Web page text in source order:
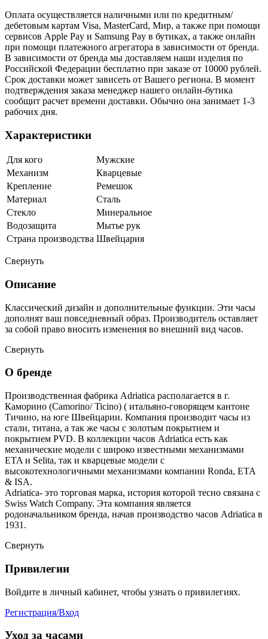
Оплата осуществляется наличными или по кредитным/
дебетовым картам Visa, MasterCard, Мир, а также при помощи
сервисов Apple Pay и Samsung Pay в бутиках, а также онлайн
при помощи платежного агрегатора в зависимости от бренда.
В зависимости от бренда мы доставляем наши изделия по
Российской Федерации бесплатно при заказе от 10000 рублей.
Срок доставки может зависеть от Вашего региона. В момент
подтверждения заказа менеджер нашего онлайн-бутика
сообщит расчет времени доставки. Обычно она занимает 1-3
рабочих дня.
Характеристики
Для кого
Мужские
Механизм
Кварцевые
Крепление
Ремешок
Материал
Сталь
Стекло
Минеральное
Водозащита
Мытье рук
Страна производства Швейцария
Свернуть
Описание
Классический дизайн и дополнительные функции. Эти часы
дополнят ваш повседневный образ. Производитель оставляет
за собой право вносить изменения во внешний вид часов.
Свернуть
О бренде
Производственная фабрика Adriatica располагается в г.
Каморино (Camorino/ Ticino) ( итальяно-говорящем кантоне
Тичино, на юге Швейцарии. Компания производит часы из
стали, титана, а так же часы с золотым покрытием и
покрытием PVD. В коллекции часов Adriatica есть как
механические модели с широко известными механизмами
ETA и Selita, так и кварцевые модели с
высокотехнологичными механизмами компании Ronda, ETA
& ISA.
Adriatica- это торговая марка, история которой тесно связана с
Swiss Watch Company. Эта компания является
родоначальником бренда, начав производство часов Adriatica в
1931.
Свернуть
Привилегии
Войдите в личный кабинет, чтобы узнать о привилегиях.
Регистрация/Вход
Уход за часами